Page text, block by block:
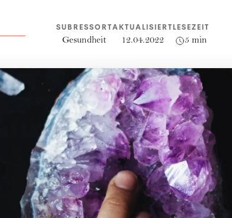
SUBRESSORT
Gesundheit
AKTUALISIERT
12.04.2022
LESEZEIT
5 min